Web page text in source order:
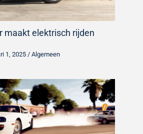
maakt elektrisch rijden
1, 2025 /Algemeen